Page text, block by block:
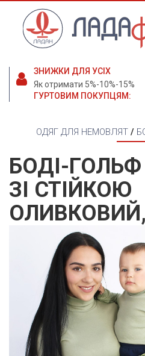
ЗНИЖКИ ДЛЯ УСІХ
Як отримати 5%-10%-15%
ГУРТОВИМ ПОКУПЦЯМ:
ОДЯГ ДЛЯ НЕМОВЛЯТ/
БОДІ-
ЗІ СТІЙКОЮ